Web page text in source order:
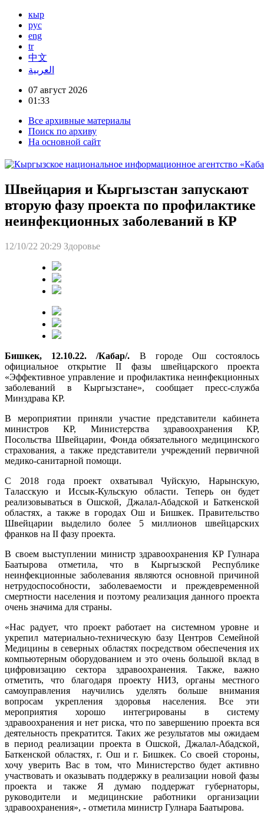
кыр
рус
eng
tr
中文
العربية
07 август 2026
01:33
Все архивные материалы
Поиск по архиву
На основной сайт
Швейцария и Кыргызстан запускают
вторую фазу проекта по профилактике
неинфекционных заболеваний в КР
12/10/22 20:29 Здоровье
Бишкек, 12.10.22. /Кабар/. В городе Ош состоялось
официальное открытие II фазы швейцарского проекта
«Эффективное управление и профилактика неинфекционных
заболеваний в Кыргызстане», сообщает пресс-служба
Минздрава КР.
В мероприятии приняли участие представители кабинета
министров КР, Министерства здравоохранения КР,
Посольства Швейцарии, Фонда обязательного медицинского
страхования, а также представители учреждений первичной
медико-санитарной помощи.
С 2018 года проект охватывал Чуйскую, Нарынскую,
Таласскую и Иссык-Кульскую области. Теперь он будет
реализовываться в Ошской, Джалал-Абадской и Баткенской
областях, а также в городах Ош и Бишкек. Правительство
Швейцарии выделило более 5 миллионов швейцарских
франков на II фазу проекта.
В своем выступлении министр здравоохранения КР Гулнара
Баатырова отметила, что в Кыргызской Республике
неинфекционные заболевания являются основной причиной
нетрудоспособности, заболеваемости и преждевременной
смертности населения и поэтому реализация данного проекта
очень значима для страны.
«Нас радует, что проект работает на системном уровне и
укрепил материально-техническую базу Центров Семейной
Медицины в северных областях посредством обеспечения их
компьютерным оборудованием и это очень большой вклад в
цифровизацию сектора здравоохранения. Также, важно
отметить, что благодаря проекту НИЗ, органы местного
самоуправления научились уделять больше внимания
вопросам укрепления здоровья населения. Все эти
мероприятия хорошо интегрированы в систему
здравоохранения и нет риска, что по завершению проекта вся
деятельность прекратится. Таких же результатов мы ожидаем
в период реализации проекта в Ошской, Джалал-Абадской,
Баткенской областях, г. Ош и г. Бишкек. Со своей стороны,
хочу уверить Вас в том, что Министерство будет активно
участвовать и оказывать поддержку в реализации новой фазы
проекта и также Я думаю поддержат губернаторы,
руководители и медицинские работники организации
здравоохранения», - отметила министр Гулнара Баатырова.